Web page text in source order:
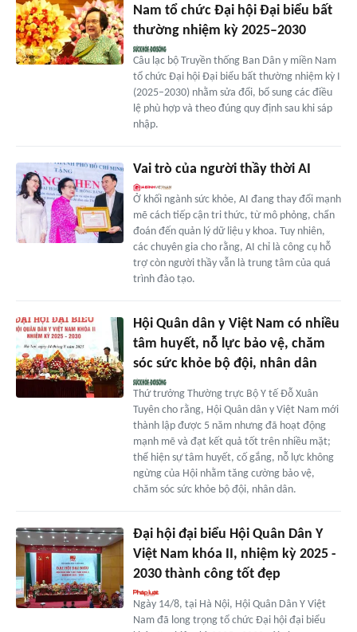
Nam tổ chức Đại hội Đại biểu bất
thường nhiệm kỳ 2025–2030
Câu lạc bộ Truyền thống Ban Dân y miền Nam
tổ chức Đại hội Đại biểu bất thường nhiệm kỳ I
(2025–2030) nhằm sửa đổi, bổ sung các điều
lệ phù hợp và theo đúng quy định sau khi sáp
nhập.
Vai trò của người thầy thời AI
Ở khối ngành sức khỏe, AI đang thay đổi mạnh
mẽ cách tiếp cận tri thức, từ mô phỏng, chẩn
đoán đến quản lý dữ liệu y khoa. Tuy nhiên,
các chuyên gia cho rằng, AI chỉ là công cụ hỗ
trợ còn người thầy vẫn là trung tâm của quá
trình đào tạo.
Hội Quân dân y Việt Nam có nhiều
tâm huyết, nỗ lực bảo vệ, chăm
sóc sức khỏe bộ đội, nhân dân
Thứ trưởng Thường trực Bộ Y tế Đỗ Xuân
Tuyên cho rằng, Hội Quân dân y Việt Nam mới
thành lập được 5 năm nhưng đã hoạt động
mạnh mẽ và đạt kết quả tốt trên nhiều mặt;
thể hiện sự tâm huyết, cố gắng, nỗ lực không
ngừng của Hội nhằm tăng cường bảo vệ,
chăm sóc sức khỏe bộ đội, nhân dân.
Đại hội đại biểu Hội Quân Dân Y
Việt Nam khóa II, nhiệm kỳ 2025 -
2030 thành công tốt đẹp
Ngày 14/8, tại Hà Nội, Hội Quân Dân Y Việt
Nam đã long trọng tổ chức Đại hội đại biểu